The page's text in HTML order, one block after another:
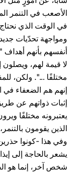
الأصعب في التنمر
في الوقت الذي
ومواجهة تحدّيات
أنفسهم بأنهم
لا قيمة لهم،
مختلفًا ...". ولكن،
إنهم هم الضعفاء في
إثبات ذواتهم عن
يعتبرونه مختلفًا
الذين يقومون
وفي هذا -كونوا
يشعر بالحاجة إلى
شخص آخر، إنما هو